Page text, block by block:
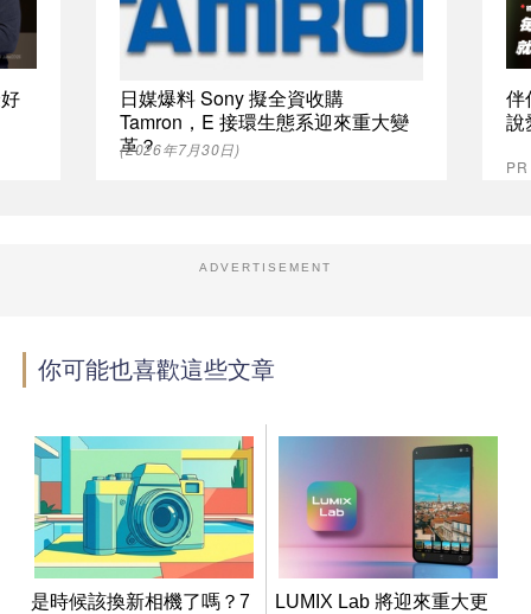
日媒爆料 Sony 擬全資收購
Tamron，E 接環生態系迎來重大變
革？
(2026年7月30日)
伴
說
ADVERTISEMENT
你可能也喜歡這些文章
是時候該換新相機了嗎？7
LUMIX Lab 將迎來重大更